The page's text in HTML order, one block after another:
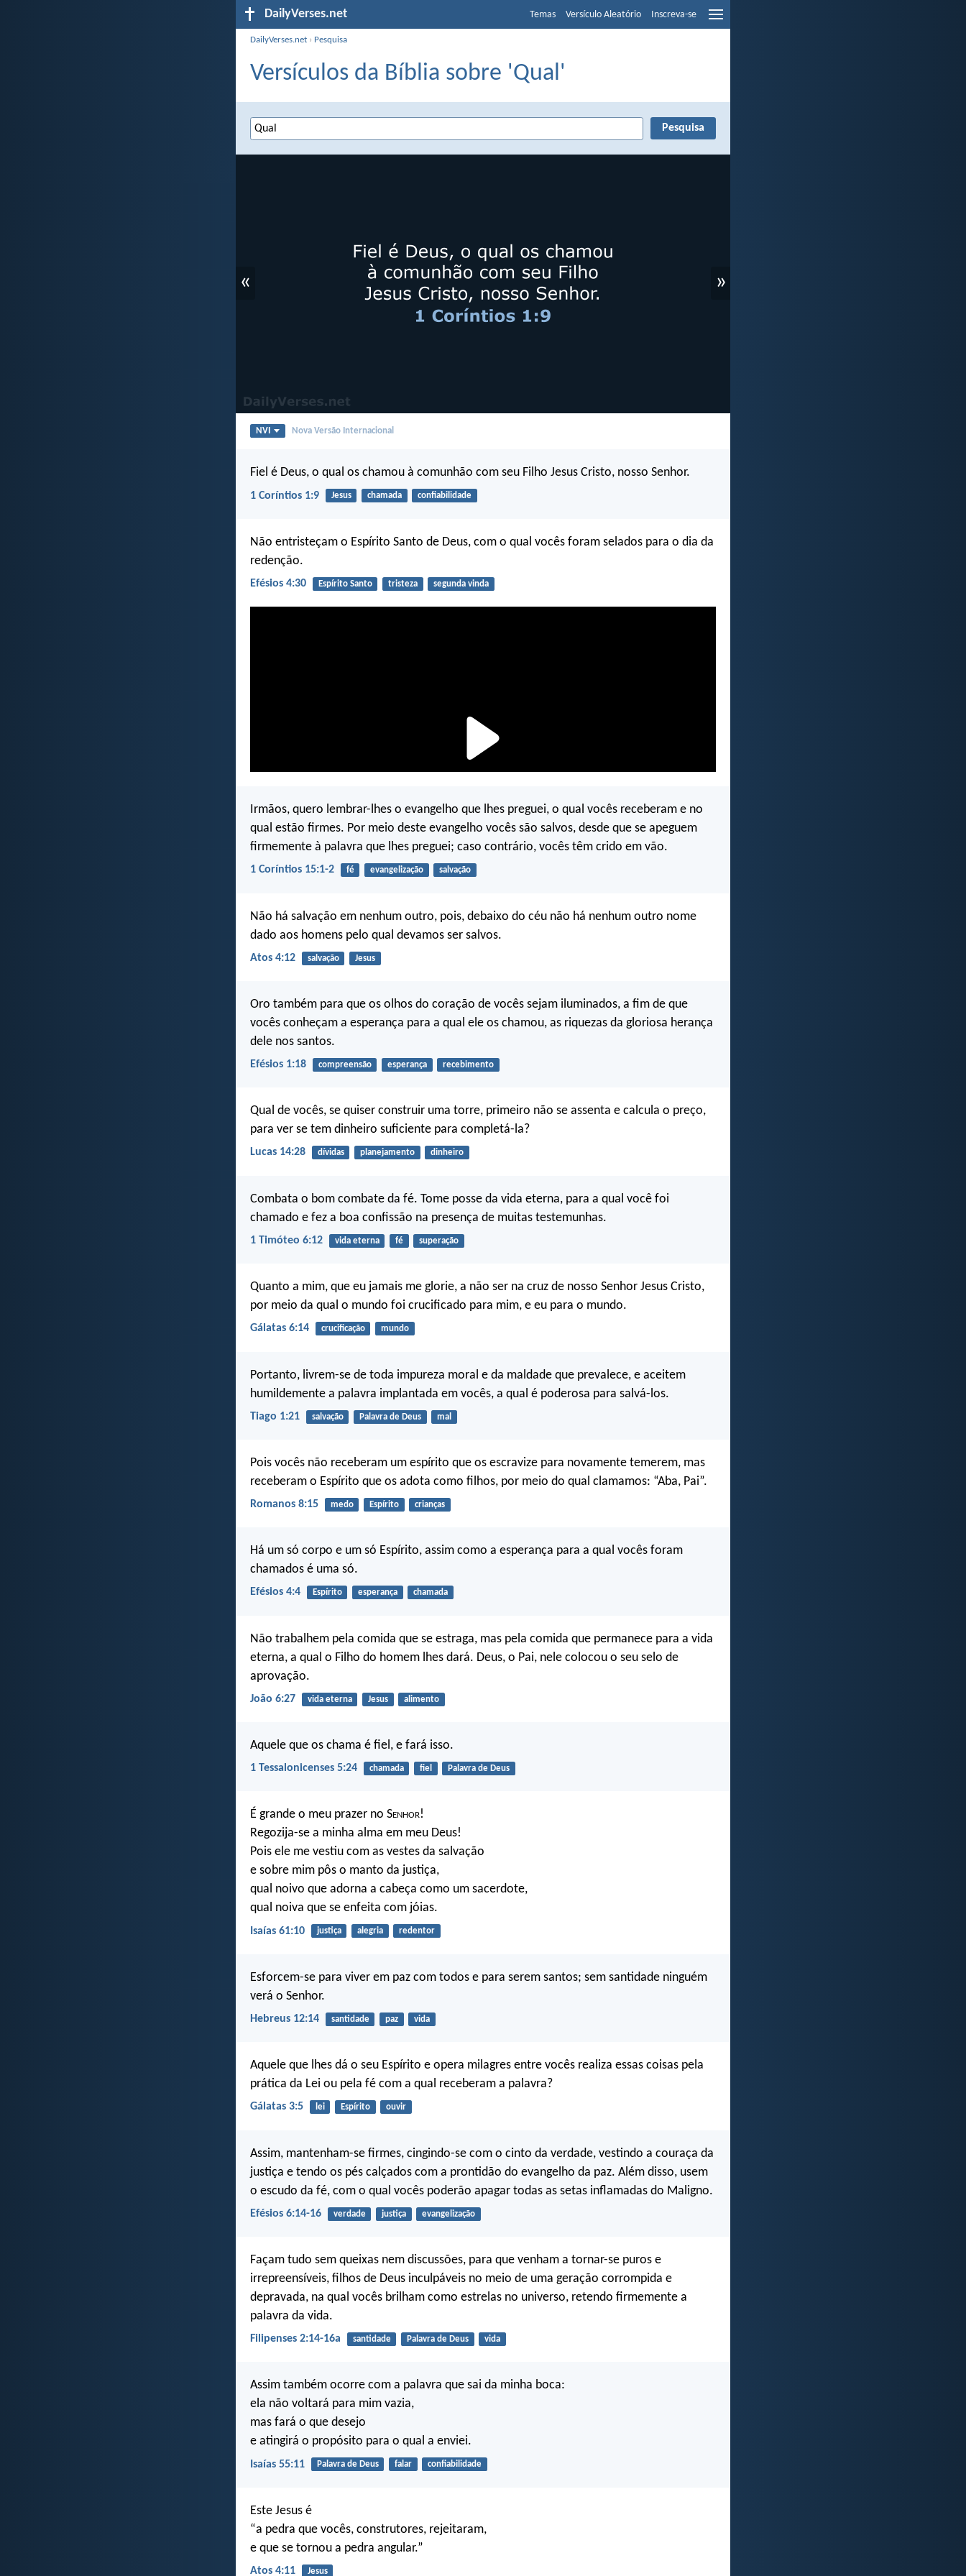
DailyVerses.net Temas Versículo Aleatório Inscreva-se
DailyVerses.net › Pesquisa
Versículos da Bíblia sobre 'Qual'
« »
NVI Nova Versão Internacional
Fiel é Deus, o qual os chamou à comunhão com seu Filho Jesus Cristo, nosso Senhor.
1 Coríntios 1:9 Jesus chamada confiabilidade
Não entristeçam o Espírito Santo de Deus, com o qual vocês foram selados para o dia da
redenção.
Efésios 4:30 Espírito Santo tristeza segunda vinda
Irmãos, quero lembrar-lhes o evangelho que lhes preguei, o qual vocês receberam e no
qual estão firmes. Por meio deste evangelho vocês são salvos, desde que se apeguem
firmemente à palavra que lhes preguei; caso contrário, vocês têm crido em vão.
1 Coríntios 15:1-2 fé evangelização salvação
Não há salvação em nenhum outro, pois, debaixo do céu não há nenhum outro nome
dado aos homens pelo qual devamos ser salvos.
Atos 4:12 salvação Jesus
Oro também para que os olhos do coração de vocês sejam iluminados, a fim de que
vocês conheçam a esperança para a qual ele os chamou, as riquezas da gloriosa herança
dele nos santos.
Efésios 1:18 compreensão esperança recebimento
Qual de vocês, se quiser construir uma torre, primeiro não se assenta e calcula o preço,
para ver se tem dinheiro suficiente para completá-la?
Lucas 14:28 dívidas planejamento dinheiro
Combata o bom combate da fé. Tome posse da vida eterna, para a qual você foi
chamado e fez a boa confissão na presença de muitas testemunhas.
1 Timóteo 6:12 vida eterna fé superação
Quanto a mim, que eu jamais me glorie, a não ser na cruz de nosso Senhor Jesus Cristo,
por meio da qual o mundo foi crucificado para mim, e eu para o mundo.
Gálatas 6:14 crucificação mundo
Portanto, livrem-se de toda impureza moral e da maldade que prevalece, e aceitem
humildemente a palavra implantada em vocês, a qual é poderosa para salvá-los.
Tiago 1:21 salvação Palavra de Deus mal
Pois vocês não receberam um espírito que os escravize para novamente temerem, mas
receberam o Espírito que os adota como filhos, por meio do qual clamamos: “Aba, Pai”.
Romanos 8:15 medo Espírito crianças
Há um só corpo e um só Espírito, assim como a esperança para a qual vocês foram
chamados é uma só.
Efésios 4:4 Espírito esperança chamada
Não trabalhem pela comida que se estraga, mas pela comida que permanece para a vida
eterna, a qual o Filho do homem lhes dará. Deus, o Pai, nele colocou o seu selo de
aprovação.
João 6:27 vida eterna Jesus alimento
Aquele que os chama é fiel, e fará isso.
1 Tessalonicenses 5:24 chamada fiel Palavra de Deus
É grande o meu prazer no Senhor!
Regozija-se a minha alma em meu Deus!
Pois ele me vestiu com as vestes da salvação
e sobre mim pôs o manto da justiça,
qual noivo que adorna a cabeça como um sacerdote,
qual noiva que se enfeita com jóias.
Isaías 61:10 justiça alegria redentor
Esforcem-se para viver em paz com todos e para serem santos; sem santidade ninguém
verá o Senhor.
Hebreus 12:14 santidade paz vida
Aquele que lhes dá o seu Espírito e opera milagres entre vocês realiza essas coisas pela
prática da Lei ou pela fé com a qual receberam a palavra?
Gálatas 3:5 lei Espírito ouvir
Assim, mantenham-se firmes, cingindo-se com o cinto da verdade, vestindo a couraça da
justiça e tendo os pés calçados com a prontidão do evangelho da paz. Além disso, usem
o escudo da fé, com o qual vocês poderão apagar todas as setas inflamadas do Maligno.
Efésios 6:14-16 verdade justiça evangelização
Façam tudo sem queixas nem discussões, para que venham a tornar-se puros e
irrepreensíveis, filhos de Deus inculpáveis no meio de uma geração corrompida e
depravada, na qual vocês brilham como estrelas no universo, retendo firmemente a
palavra da vida.
Filipenses 2:14-16a santidade Palavra de Deus vida
Assim também ocorre com a palavra que sai da minha boca:
ela não voltará para mim vazia,
mas fará o que desejo
e atingirá o propósito para o qual a enviei.
Isaías 55:11 Palavra de Deus falar confiabilidade
Este Jesus é
“a pedra que vocês, construtores, rejeitaram,
e que se tornou a pedra angular.”
Atos 4:11 Jesus